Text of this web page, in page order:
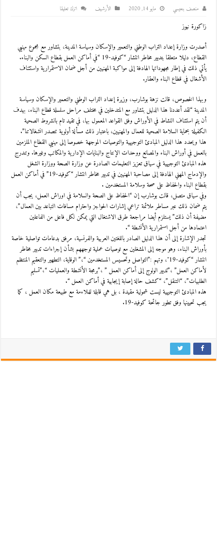
منصف بنعيسي مايو 14, 2020 اﻷرشيف اترك تعليقا
زاكورة نيوز
أصدرت وزارة إعداد التراب الوطني والتعمير والإسكان وسياسة المدينة، بتشاور مع مجموع مهنيي
القطاع، دليلا متعلقا بتدبير مخاطر انتشار “كوفيد-19 “في أماكن العمل بقطاع السكن والبناء.
يأتي ذلك في إطار مجهوداتها الهادفة إلى مواكبة المهنيين من أجل ضمان الاستمرارية واستئناف
الأشغال في قطاع البناء والعقار.
وبهذا الخصوص، قالت نزهة بوشارب، وزيرة إعداد التراب الوطني والتعمير والإسكان وسياسة
المدينة “لقد أعددنا هذا الدليل بتشاور مع المتدخلين في مختلف مراحل سلسلة قطاع البناء، بهدف
أن يتم استئناف النشاط في الأوراش وفق القواعد المعمول بها، في تقيد تام بالشروط الصحية
الكفيلة بحماية السلامة الصحية للعمال والمهنيين، باعتبار ذلك مسألة أولوية تتصدر انشغالاتنا”.
هذا ويحدد هذا الدليل المبادئ التوجيهية والتوصيات الموجهة خصوصا إلى مهنيي القطاع الملزمين
بالعمل في أوراش البناء والمصانع ووحدات الإنتاج والبنايات الإدارية والمكاتب وغيرها. وتندرج
هذه المبادئ التوجيهية في سياق تعزيز التعليمات الصادرة عن وزارة الصحة ووزارة الشغل
والإدماج المهني الهادفة إلى مصاحبة المهنيين في تدبير مخاطر انتشار “كوفيد-19” في أماكن العمل
بقطاع البناء والحفاظ على صحة وسلامة المستخدمين .
وفي سياق متصل، قالت بوشارب إن “الحفاظ على الصحة والسلامة في اوراش العمل، يجب أن
يتم ضمان ذلك عبر مساطر ملائمة تراعي إشارات الحواجز واحترام مسافات التباعد بين العمال”،
مضيفة أن ذلك” يستلزم أيضا مراجعة طرق الاشتغال التي يمكن لكل فاعل من الفاعلين
اعتمادها من أجل استمرارية الأنشطة “.
تجدر الإشارة إلى أن هذا الدليل الصادر باللغتين العربية والفرنسية، مرفق بدعامات تواصلية خاصة
بأوراش البناء، وهو موجه إلى المشغلين مع توصيات عملية توجههم بشأن إجراءات تدبير مخاطر
انتشار “كوفيد-19″، وتهم :”التواصل وتحسيس المستخدمين “،” الوقاية، التطهير والتعقيم المنتظم
لأماكن العمل” ،”تدبير الولوج إلى أماكن العمل ” ،”برمجة الأنشطة والعمليات “،”تسليم
الطلبيات”، “التنقل”، “كشف حالة إصابة إيجابية في أماكن العمل “.
هذه المبادئ التوجيهية ليست شمولية مقيدة ، بل هي قابلة للملاءمة مع طبيعة مكان العمل ، كما
يجب تحيينها وفق تطور جائحة كوفيد-19.